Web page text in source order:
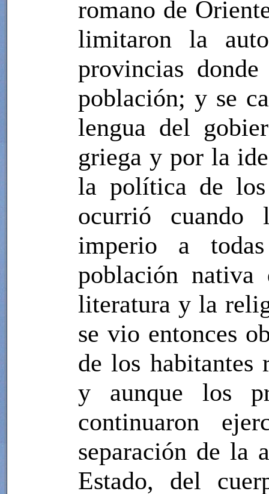
romano de
limitaron la
provincias
población; y se
lengua del
griega y por la
la política de los
ocurrió cuando
imperio a
población
literatura y la
se vio entonces
de los habitantes
y aunque los
continuaron
separación de la
Estado, del